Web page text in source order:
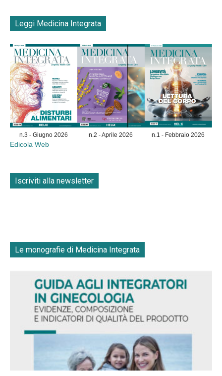
Leggi Medicina Integrata
n.3 - Giugno 2026 n.2 - Aprile 2026 n.1 - Febbraio 2026
Edicola Web
Iscriviti alla newsletter
Le monografie di Medicina Integrata